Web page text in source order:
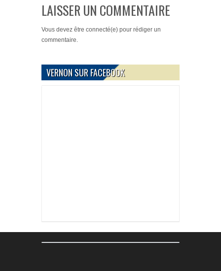
LAISSER UN COMMENTAIRE
Vous devez être connecté(e) pour rédiger un
commentaire.
VERNON SUR FACEBOOK